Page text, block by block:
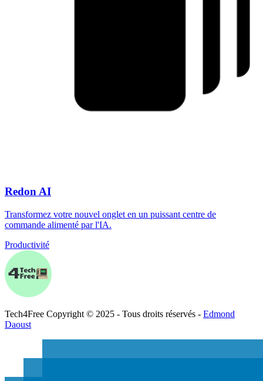
Redon AI
Transformez votre nouvel onglet en un puissant centre de
commande alimenté par l'IA.
Productivité
Tech4Free Copyright © 2025 - Tous droits réservés - Edmond
Daoust